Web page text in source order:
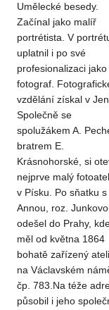
Umělecké besedy.
Začínal jako malíř
portrétista. V
uplatnil i po své
profesionalizaci jako
fotograf.
vzdělání získal v
Společně se
spolužákem A.
bratrem E.
Krásnohorské, si
nejprve malý
v Písku. Po sňatku s
Annou, roz.
odešel do Prahy,
měl od května 1864
bohatě zařízený
na Václavském
čp. 783.Na téže
působil i jeho